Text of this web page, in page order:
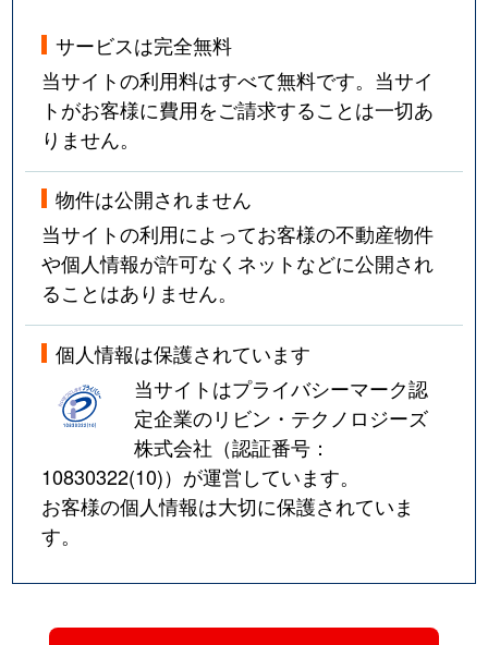
サービスは完全無料
当サイトの利用料はすべて無料です。当サイ
トがお客様に費用をご請求することは一切あ
りません。
物件は公開されません
当サイトの利用によってお客様の不動産物件
や個人情報が許可なくネットなどに公開され
ることはありません。
個人情報は保護されています
当サイトはプライバシーマーク認
定企業のリビン・テクノロジーズ
株式会社（認証番号：
10830322(10)）が運営しています。
お客様の個人情報は大切に保護されていま
す。